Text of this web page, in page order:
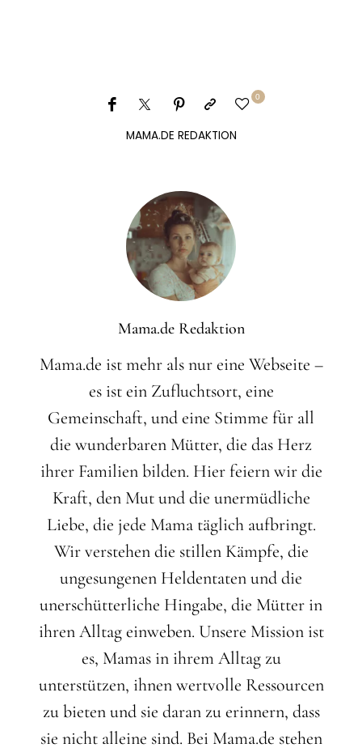
MAMA.DE REDAKTION
0
Mama.de Redaktion
Mama.de ist mehr als nur eine Webseite –
es ist ein Zufluchtsort, eine
Gemeinschaft, und eine Stimme für all
die wunderbaren Mütter, die das Herz
ihrer Familien bilden. Hier feiern wir die
Kraft, den Mut und die unermüdliche
Liebe, die jede Mama täglich aufbringt.
Wir verstehen die stillen Kämpfe, die
ungesungenen Heldentaten und die
unerschütterliche Hingabe, die Mütter in
ihren Alltag einweben. Unsere Mission ist
es, Mamas in ihrem Alltag zu
unterstützen, ihnen wertvolle Ressourcen
zu bieten und sie daran zu erinnern, dass
sie nicht alleine sind. Bei Mama.de stehen